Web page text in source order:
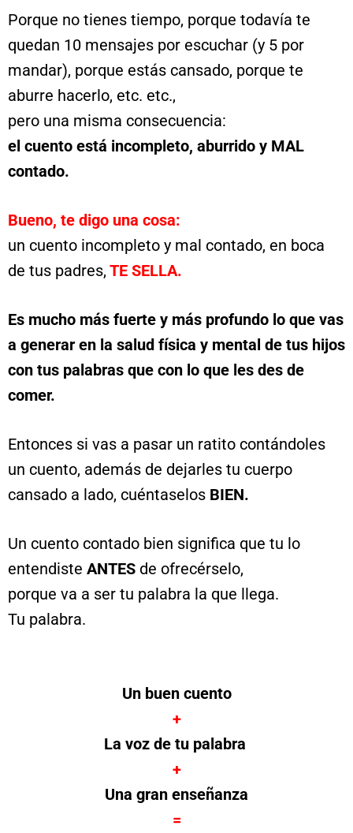
Porque no tienes tiempo, porque todavía te
quedan 10 mensajes por escuchar (y 5 por
mandar), porque estás cansado, porque te
aburre hacerlo, etc. etc.,
pero una misma consecuencia:
el cuento está incompleto, aburrido y MAL
contado.
Bueno, te digo una cosa:
un cuento incompleto y mal contado, en boca
de tus padres, TE SELLA.
Es mucho más fuerte y más profundo lo que vas
a generar en la salud física y mental de tus hijos
con tus palabras que con lo que les des de
comer.
Entonces si vas a pasar un ratito contándoles
un cuento, además de dejarles tu cuerpo
cansado a lado, cuéntaselos BIEN.
Un cuento contado bien significa que tu lo
entendiste ANTES de ofrecérselo,
porque va a ser tu palabra la que llega.
Tu palabra.
Un buen cuento
+
La voz de tu palabra
+
Una gran enseñanza
=